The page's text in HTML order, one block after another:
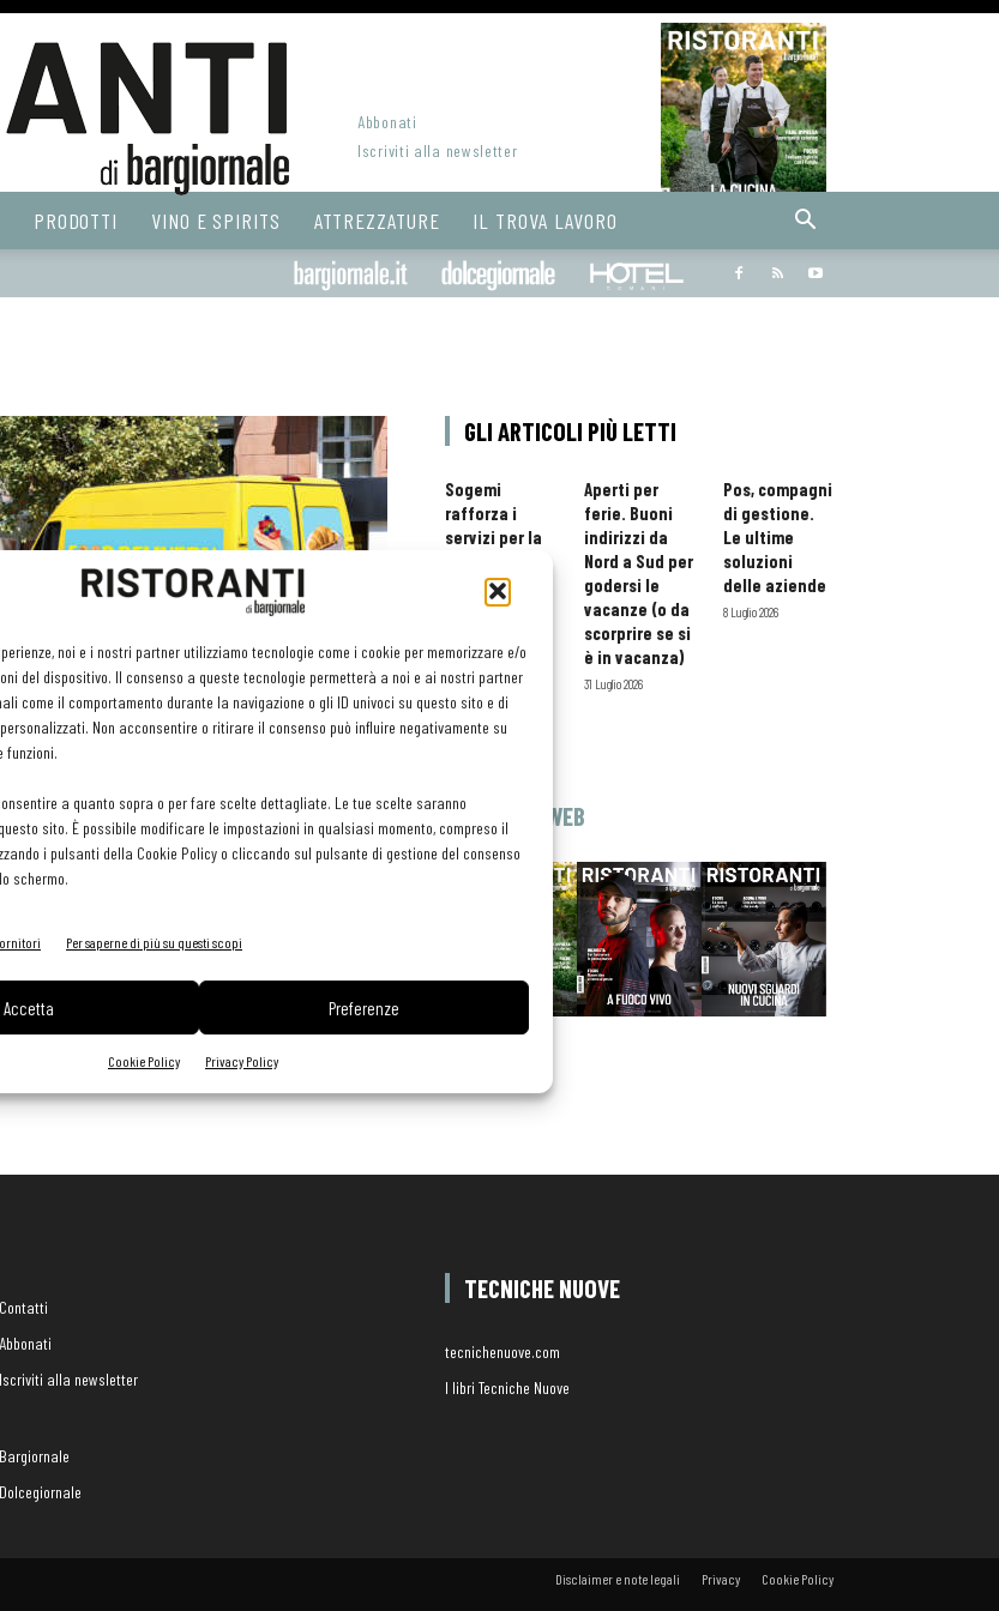
noi e i nostri partner utilizziamo tecnologie come i cookie per memorizzare e/o
del dispositivo. Il consenso a queste tecnologie permetterà a noi e ai nostri partner
come il comportamento durante la navigazione o gli ID univoci su questo sito e di
Non acconsentire o ritirare il consenso può influire negativamente su
funzioni.
a quanto sopra o per fare scelte dettagliate. Le tue scelte saranno
sito. È possibile modificare le impostazioni in qualsiasi momento, compreso il
i pulsanti della Cookie Policy o cliccando sul pulsante di gestione del consenso
schermo.
fornitori Per saperne di più su questi scopi
Accetta Preferenze
Cookie Policy Privacy Policy
Abbonati
Iscriviti alla newsletter
PRODOTTI VINO E SPIRITS ATTREZZATURE IL TROVA LAVORO
Bargiornale dolcegiornale
contenuto sponsorizzato
Veicoli aziendali: come risparmiare
grazie all’Internet delle cose
16 Dicembre 2020
GLI ARTICOLI PIÙ LETTI
Sogemi
rafforza i
servizi per la
orario esteso
e tessera
professionisti
HoReCa
29 Luglio 2026
Aperti per
ferie. Buoni
indirizzi da
Nord a Sud per
godersi le
vacanze (o da
scorprire se si
è in vacanza)
31 Luglio 2026
Pos, compagni
di gestione.
Le ultime
soluzioni
delle aziende
8 Luglio 2026
EDICOLA WEB
Contatti
Abbonati
Iscriviti alla newsletter
Bargiornale
Dolcegiornale
TECNICHE NUOVE
tecnichenuove.com
I libri Tecniche Nuove
Disclaimer e note legali Privacy Cookie Policy